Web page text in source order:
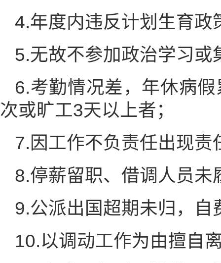
4.年度内违反计划生育政
5.无故不参加政治学习或
6.考勤情况差，年休病
次或旷工3天以上者；
7.因工作不负责任出现
8.停薪留职、借调人员未
9.公派出国超期未归，自
10.以调动工作为由擅自